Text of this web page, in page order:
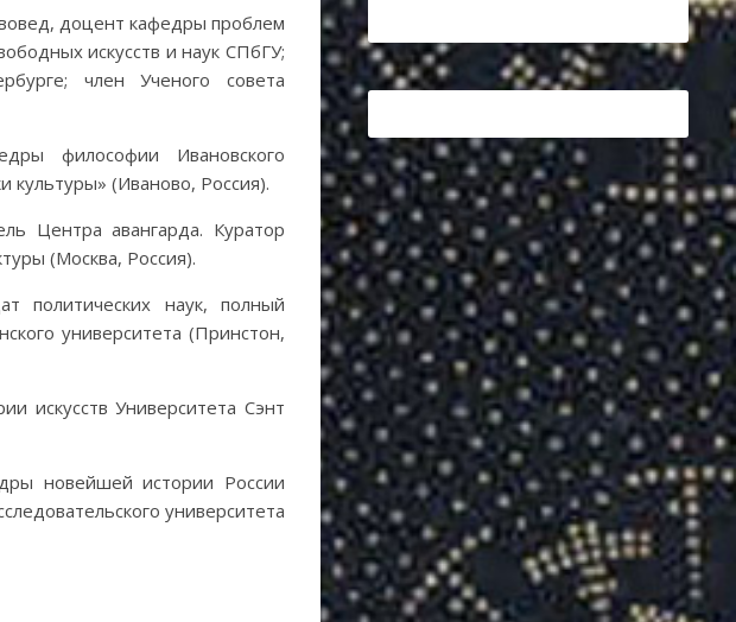
доцент кафедры проблем
искусств и наук СПбГУ;
член Ученого совета
философии Ивановского
культуры» (Иваново, Россия).
Центра авангарда. Куратор
(Москва, Россия).
политических наук, полный
университета (Принстон,
искусств Университета Сэнт
новейшей истории России
университета